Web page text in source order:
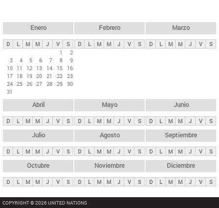
ds
p
n
c
i
p
l
e
s
Enero
D L M M J V
S
1
2
3
4 5 6 7 8
9
10 11 12 13 14 15
16
17 18 19 20 21 22 23
24 25 26 27 28 29 30
31
Febrero
D L M M J V S
Marzo
D L M M J V S
Abril
D L M M J V S
Mayo
D L M M J V S
Junio
D L M M J V S
Julio
D L M M J V S
Agosto
D L M M J V S
Septiembre
D L M M J V S
Octubre
D L M M J V S
Noviembre
D L M M J V S
Diciembre
D L M M J V S
COPYRIGHT © 2026 UNITED NATIONS